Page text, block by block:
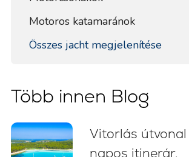
Motoros katamaránok
Összes jacht megjelenítése
Több innen Blog
Vitorlás
napos itinerár,